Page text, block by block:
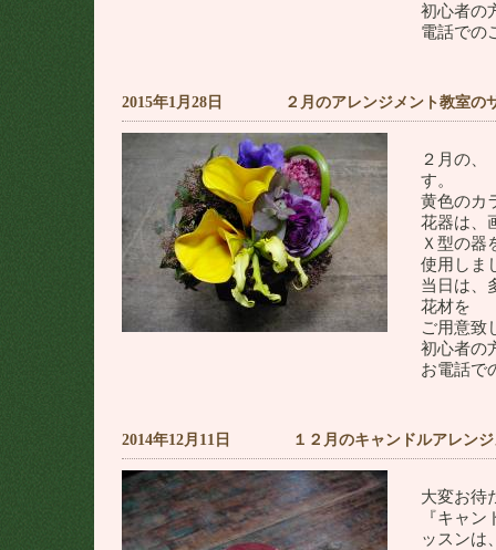
初心者の
電話での
2015年1月28日 ２月のアレンジメント教室の
２月の、
す。
黄色のカ
花器は、
Ｘ型の器
使用しま
当日は、
花材を
ご用意致
初心者の
お電話で
2014年12月11日 １２月のキャンドルアレンジ
大変お待
『キャ
ッスンは